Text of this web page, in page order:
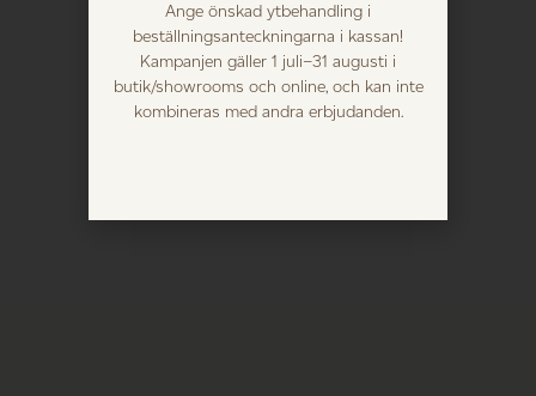
Ange önskad ytbehandling i
beställningsanteckningarna i kassan!
Kampanjen gäller 1 juli–31 augusti i
butik/showrooms och online, och kan inte
kombineras med andra erbjudanden.